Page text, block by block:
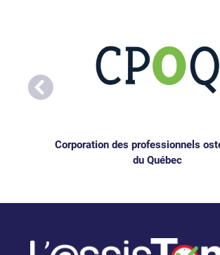
Corporation des professionnels
du Québec